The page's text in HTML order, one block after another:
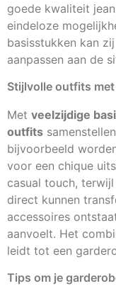
goede kwaliteit
eindeloze
basisstukken kan
aanpassen aan de
Stijlvolle outfits
Met veelzijdige
outfits
bijvoorbeeld
voor een chique
casual touch,
direct kunnen
accessoires
aanvoelt. Het
leidt tot een
Tips om je